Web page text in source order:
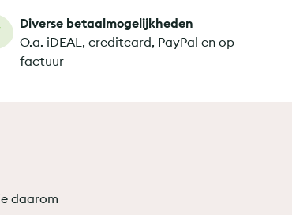
Diverse betaalmogelijkheden
O.a. iDEAL, creditcard, PayPal en op
factuur
daarom